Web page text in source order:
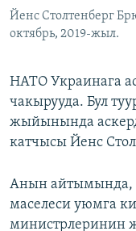
Йенс Столтенберг
октябрь, 2019-жыл.
НАТО Украинага
чакырууда. Бул
жыйынында
катчысы Йенс
Анын айтымында,
маселеси уюмга
министрлеринин